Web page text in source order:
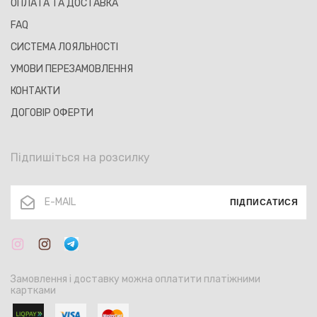
ОПЛАТА ТА ДОСТАВКА
FAQ
СИСТЕМА ЛОЯЛЬНОСТІ
УМОВИ ПЕРЕЗАМОВЛЕННЯ
КОНТАКТИ
ДОГОВІР ОФЕРТИ
Підпишіться на розсилку
ПІДПИСАТИСЯ
Замовлення і доставку можна оплатити платіжними
картками